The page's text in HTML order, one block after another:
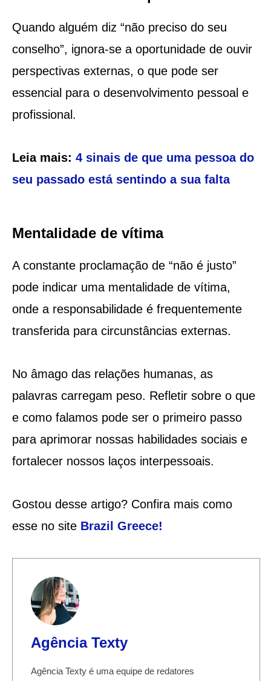
Quando alguém diz “não preciso do seu
conselho”, ignora-se a oportunidade de ouvir
perspectivas externas, o que pode ser
essencial para o desenvolvimento pessoal e
profissional.
Leia mais: 4 sinais de que uma pessoa do
seu passado está sentindo a sua falta
Mentalidade de vítima
A constante proclamação de “não é justo”
pode indicar uma mentalidade de vítima,
onde a responsabilidade é frequentemente
transferida para circunstâncias externas.
No âmago das relações humanas, as
palavras carregam peso. Refletir sobre o que
e como falamos pode ser o primeiro passo
para aprimorar nossas habilidades sociais e
fortalecer nossos laços interpessoais.
Gostou desse artigo? Confira mais como
esse no site Brazil Greece!
Agência Texty
Agência Texty é uma equipe de redatores